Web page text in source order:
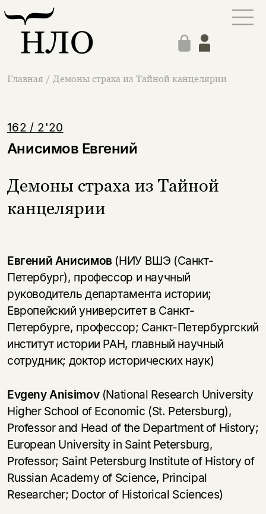
Главная / Демоны страха из Тайной канцелярии
162 / 2'20
Анисимов Евгений
Демоны страха из Тайной
канцелярии
Евгений Анисимов(НИУ ВШЭ (Санкт-
Петербург), профессор и научный
руководитель департамента истории;
Европейский университет в Санкт-
Петербурге, профессор; Санкт-Петербургский
институт истории РАН, главный научный
сотрудник; доктор исторических наук)
Evgeny Anisimov(National Research University
Higher School of Economic (St. Petersburg),
Professor and Head of the Department of History;
European University in Saint Petersburg,
Professor; Saint Petersburg Institute of History of
Russian Academy of Science, Principal
Researcher; Doctor of Historical Sciences)